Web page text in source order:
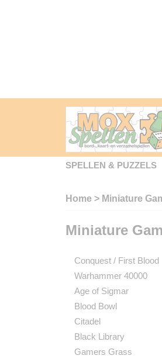
SPELLEN & PUZZELS
Home > Miniature
Miniature
Conquest / First Blood
Warhammer 40000
Age of Sigmar
Blood Bowl
Citadel
Black Library
Gamers Grass